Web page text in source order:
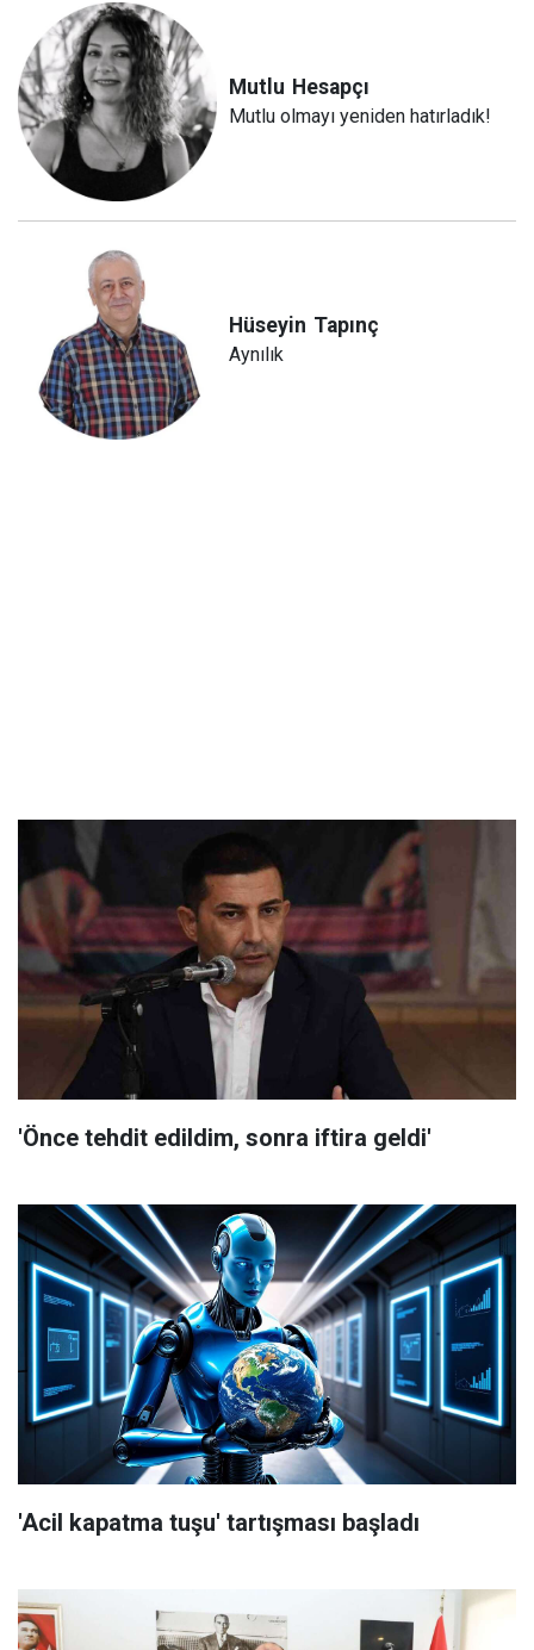
Mutlu Hesapçı
Mutlu olmayı yeniden hatırladık!
Hüseyin Tapınç
Aynılık
'Önce tehdit edildim, sonra iftira geldi'
'Acil kapatma tuşu' tartışması başladı